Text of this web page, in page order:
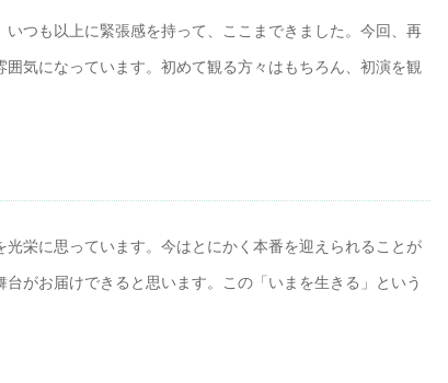
つも以上に緊張感を持って、ここまできました。今回、再
気になっています。初めて観る方々はもちろん、初演を観
栄に思っています。今はとにかく本番を迎えられることが
がお届けできると思います。この「いまを生きる」という